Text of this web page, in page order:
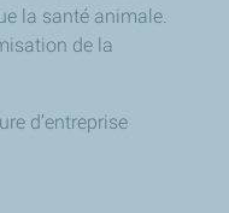
la santé animale.
de la
d’entreprise